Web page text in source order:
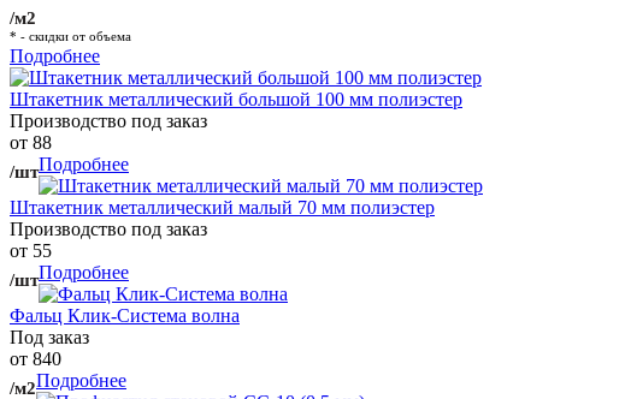
/м2
* - скидки от объема
Подробнее
Штакетник металлический большой 100 мм полиэстер
Производство под заказ
от 88
/штПодробнее
Штакетник металлический малый 70 мм полиэстер
Производство под заказ
от 55
/штПодробнее
Фальц Клик-Система волна
Под заказ
от 840
/м2Подробнее